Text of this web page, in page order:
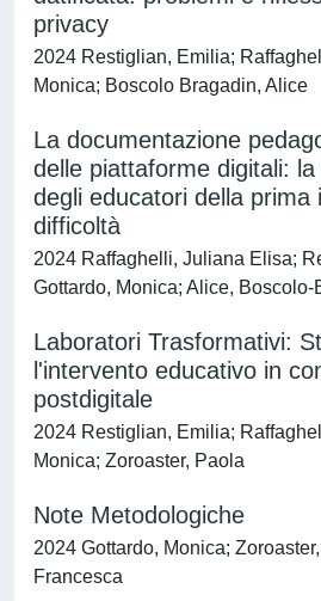
privacy
2024 Restiglian, Emilia;
Monica; Boscolo Bragadin, Alice
La documentazione
delle piattaforme digitali:
degli educatori della prima
difficoltà
2024 Raffaghelli, Juliana Elisa;
Gottardo, Monica; Alice, Boscolo-
Laboratori Trasformativi:
l'intervento educativo in
postdigitale
2024 Restiglian, Emilia;
Monica; Zoroaster, Paola
Note Metodologiche
2024 Gottardo, Monica;
Francesca